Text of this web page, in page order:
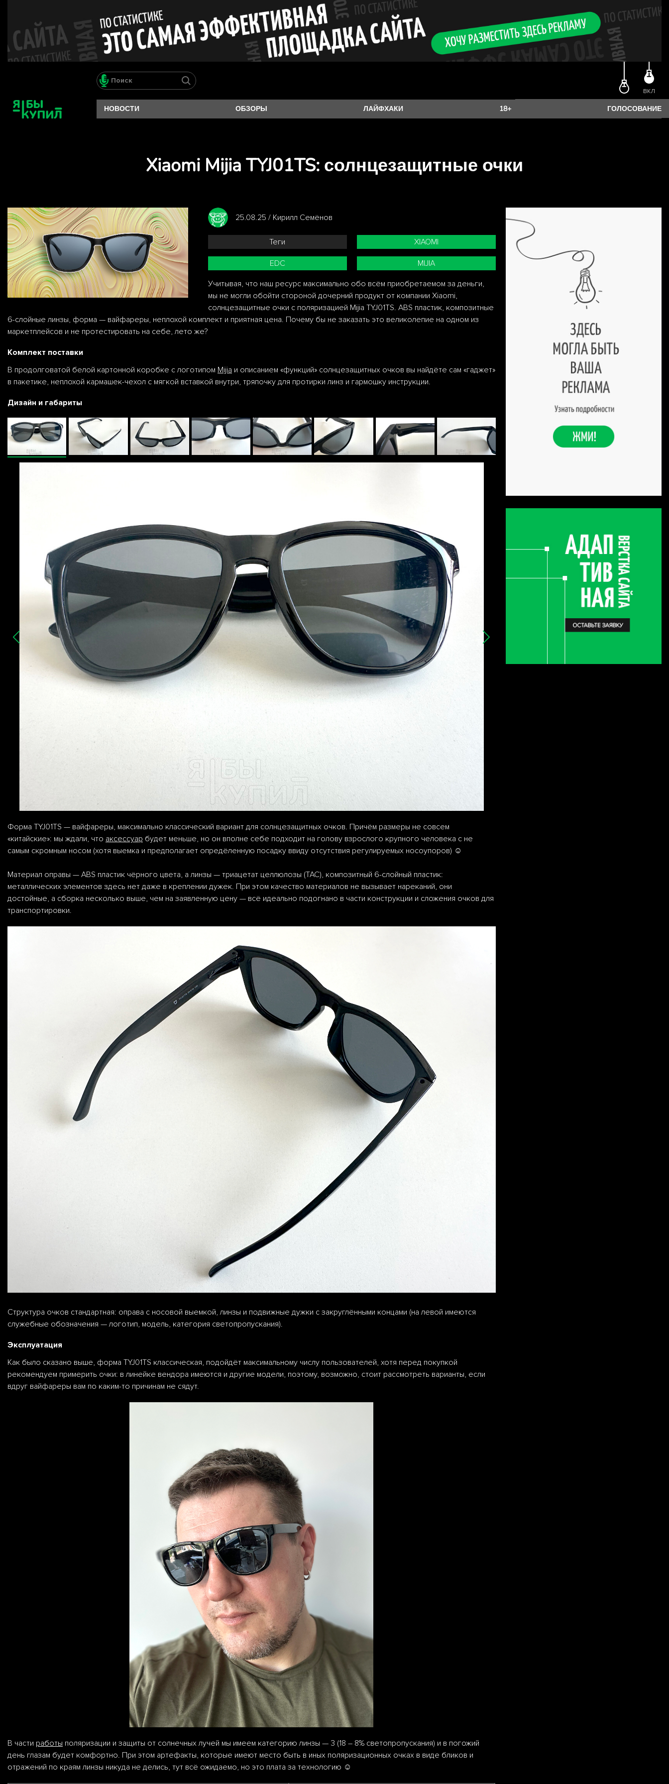
ВКЛ
НОВОСТИ ОБЗОРЫ ЛАЙФХАКИ 18+ ГОЛОСОВАНИЕ
Xiaomi Mijia TYJ01TS: солнцезащитные очки
25.08.25 / Кирилл Семёнов
Теги XIAOMI
EDC MIJIA
Учитывая, что наш ресурс максимально обо всём приобретаемом за деньги,
мы не могли обойти стороной дочерний продукт от компании Xiaomi,
солнцезащитные очки с поляризацией Mijia TYJ01TS. ABS пластик, композитные
6-слойные линзы, форма — вайфареры, неплохой комплект и приятная цена. Почему бы не заказать это великолепие на одном из
маркетплейсов и не протестировать на себе, лето же?
Комплект поставки
В продолговатой белой картонной коробке с логотипом Mijia и описанием «функций» солнцезащитных очков вы найдёте сам «гаджет»
в пакетике, неплохой кармашек-чехол с мягкой вставкой внутри, тряпочку для протирки линз и гармошку инструкции.
Дизайн и габариты
Форма TYJ01TS — вайфареры, максимально классический вариант для солнцезащитных очков. Причём размеры не совсем
«китайские»: мы ждали, что аксессуар будет меньше, но он вполне себе подходит на голову взрослого крупного человека с не
самым скромным носом (хотя выемка и предполагает опредёленную посадку ввиду отсутствия регулируемых носоупоров) ☺️
Материал оправы — ABS пластик чёрного цвета, а линзы — триацетат целлюлозы (TAC), композитный 6-слойный пластик:
металлических элементов здесь нет даже в креплении дужек. При этом качество материалов не вызывает нареканий, они
достойные, а сборка несколько выше, чем на заявленную цену — всё идеально подогнано в части конструкции и сложения очков для
транспортировки.
Структура очков стандартная: оправа с носовой выемкой, линзы и подвижные дужки с закруглёнными концами (на левой имеются
служебные обозначения — логотип, модель, категория светопропускания).
Эксплуатация
Как было сказано выше, форма TYJ01TS классическая, подойдёт максимальному числу пользователей, хотя перед покупкой
рекомендуем примерить очки: в линейке вендора имеются и другие модели, поэтому, возможно, стоит рассмотреть варианты, если
вдруг вайфареры вам по каким-то причинам не сядут.
В части работы поляризации и защиты от солнечных лучей мы имеем категорию линзы — 3 (18 – 8% светопропускания) и в погожий
день глазам будет комфортно. При этом артефакты, которые имеют место быть в иных поляризационных очках в виде бликов и
отражений по краям линзы никуда не делись, тут всё ожидаемо, но это плата за технологию ☺️